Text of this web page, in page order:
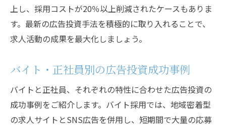
上し、採用コストが20％以上削減されたケースもありま
す。最新の広告投資手法を積極的に取り入れることで、
求人活動の成果を最大化しましょう。
バイト・正社員別の広告投資成功事例
バイトと正社員、それぞれの特性に合わせた広告投資の
成功事例をご紹介します。バイト採用では、地域密着型
の求人サイトとSNS広告を併用し、短期間で大量の応募